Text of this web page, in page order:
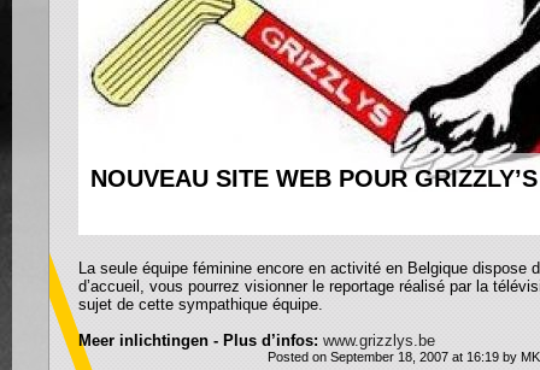
NOUVEAU SITE WEB POUR
La seule équipe féminine encore en activité en Belgique dispose
d’accueil, vous pourrez visionner le reportage réalisé par la
sujet de cette sympathique équipe.
Meer inlichtingen - Plus d’infos: www.grizzlys.be
Posted on September 18, 2007 at 16:19 by MK